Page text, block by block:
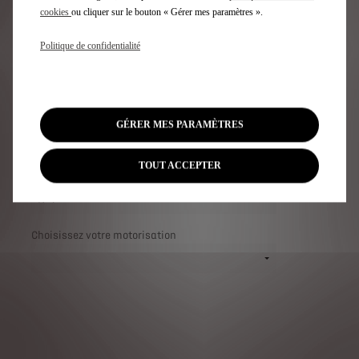
Choisissez votre modèle
Choisissez votre motorisation
cookies ou cliquer sur le bouton « Gérer mes paramètres ».
Politique de confidentialité
GÉRER MES PARAMÈTRES
TOUT ACCEPTER